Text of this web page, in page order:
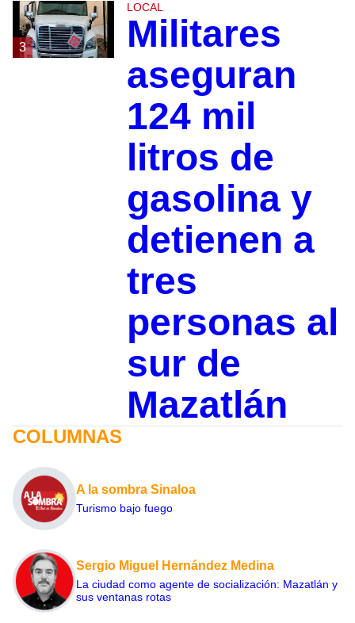
3
LOCAL
Militares
aseguran
124 mil
litros de
gasolina y
detienen a
tres
personas al
sur de
Mazatlán
COLUMNAS
A la sombra Sinaloa
Turismo bajo fuego
Sergio Miguel Hernández Medina
La ciudad como agente de socialización: Mazatlán y
sus ventanas rotas